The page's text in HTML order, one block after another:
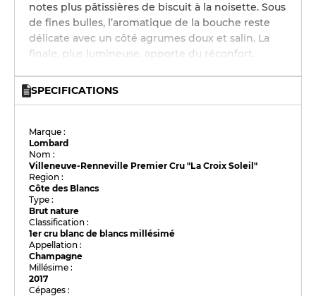
notes plus pâtissières de biscuit à la noisette. Sous
de fines bulles, l’aromatique de la bouche reste
délicate avec un côté agrumes doux et salin. La
finale, plus lumineuse, apporte du réconfort.
SPECIFICATIONS
Marque :
Lombard
Nom :
Villeneuve-Renneville Premier Cru "La Croix Soleil"
Region :
Côte des Blancs
Type :
Brut nature
Classification :
1er cru blanc de blancs millésimé
Appellation :
Champagne
Millésime :
2017
Cépages :